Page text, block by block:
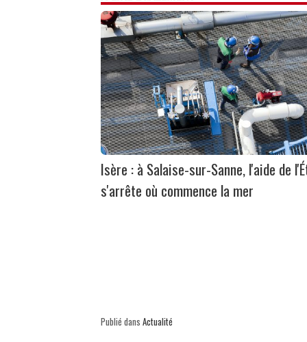
Isère : à Salaise-sur-Sanne, l'aide de
s'arrête où commence la mer
Publié dans Actualité